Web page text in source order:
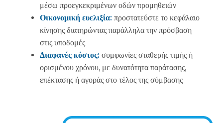
μέσω προεγκεκριμένων οδών προμηθειών
Οικονομική ευελιξία: προστατεύστε το κεφάλαιο
κίνησης διατηρώντας παράλληλα την πρόσβαση
στις υποδομές
Διαφανές κόστος: συμφωνίες σταθερής τιμής ή
ορισμένου χρόνου, με δυνατότητα παράτασης,
επέκτασης ή αγοράς στο τέλος της σύμβασης